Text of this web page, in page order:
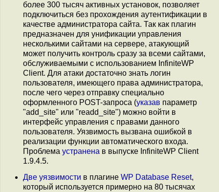
более 300 тысяч активных установок, позволяет
подключиться без прохождения аутентификации в
качестве администратора сайта. Так как плагин
предназначен для унификации управления
несколькими сайтами на сервере, атакующий
может получить контроль сразу за всеми сайтами,
обслуживаемыми с использованием InfiniteWP
Client. Для атаки достаточно знать логин
пользователя, имеющего права администратора,
после чего через отправку специально
оформленного POST-запроса (указав параметр
"add_site" или "readd_site") можно войти в
интерфейс управления с правами данного
пользователя. Уязвимость вызвана ошибкой в
реализации функции автоматического входа.
Проблема устранена в выпуске InfiniteWP Client
1.9.4.5.
Две уязвимости в плагине WP Database Reset,
который используется примерно на 80 тысячах